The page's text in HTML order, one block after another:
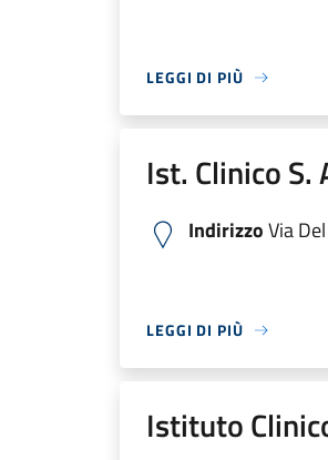
LEGGI DI PIÙ
Ist. Clinico S.
IndirizzoVia
LEGGI DI PIÙ
Istituto